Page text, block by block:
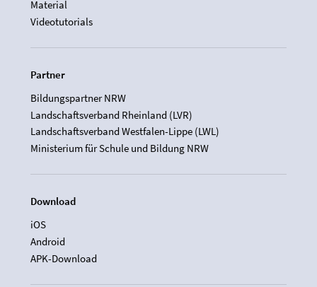
Material
Videotutorials
Partner
Bildungspartner NRW
Landschaftsverband Rheinland (LVR)
Landschaftsverband Westfalen-Lippe (LWL)
Ministerium für Schule und Bildung NRW
Download
iOS
Android
APK-Download